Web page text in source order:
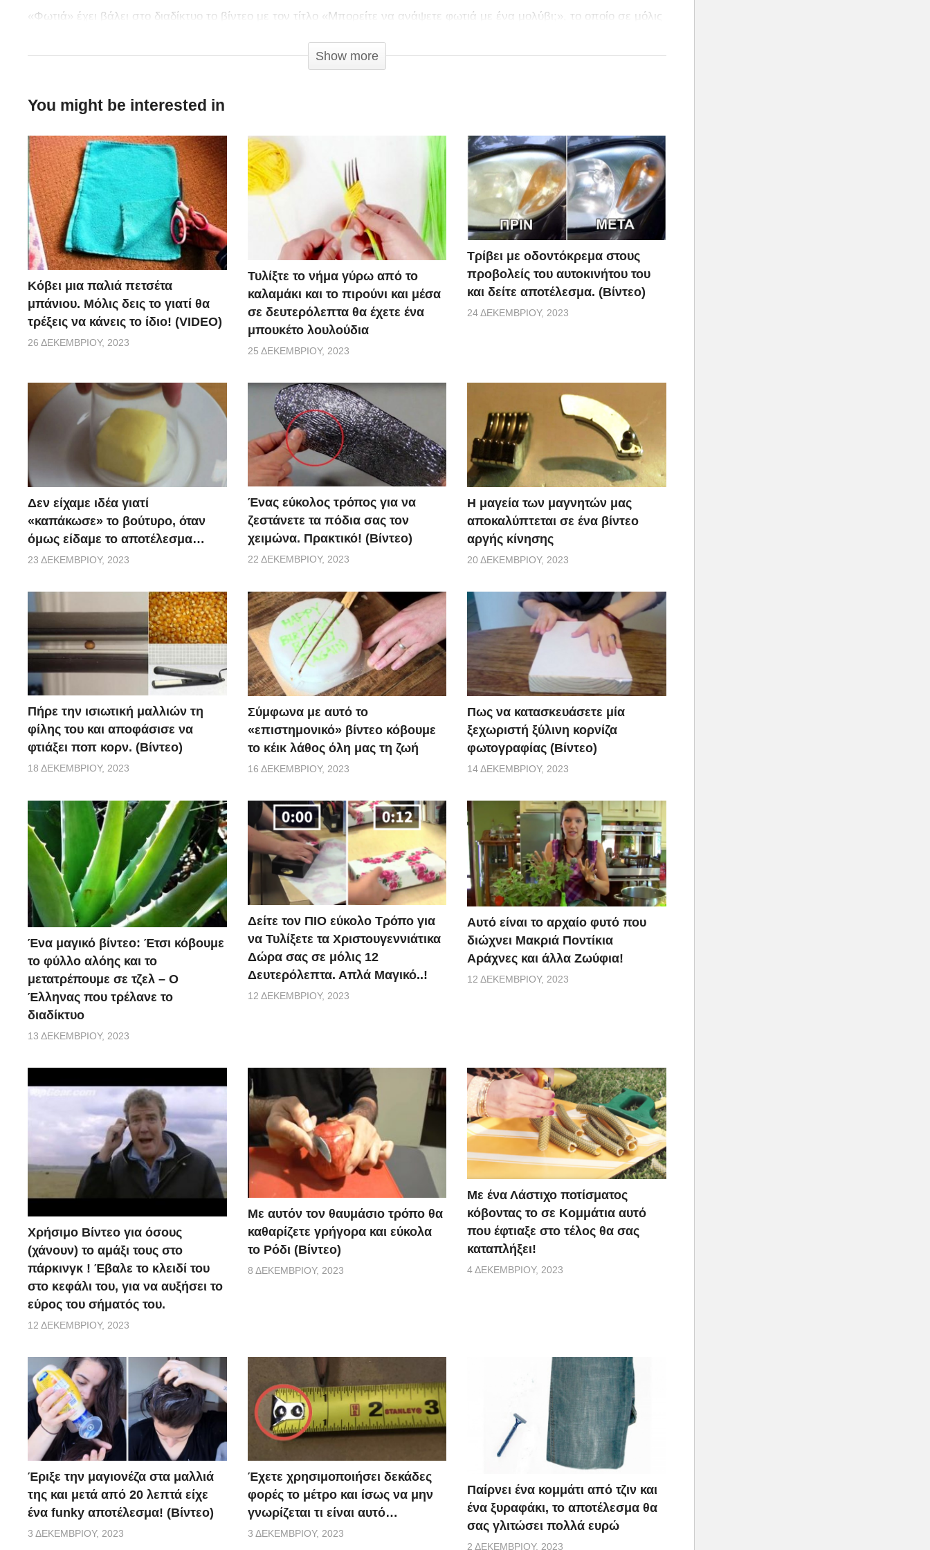
«Φωτιά» έχει βάλει στο διαδίκτυο το βίντεο με τον τίτλο «Μπορείτε να ανάψετε φωτιά με ένα μολύβι;», το οποίο σε μόλις
Show more
You might be interested in
Κόβει μια παλιά πετσέτα
μπάνιου. Μόλις δεις το γιατί θα
τρέξεις να κάνεις το ίδιο! (VIDEO)
26 ΔΕΚΕΜΒΡΊΟΥ, 2023
Τυλίξτε το νήμα γύρω από το
καλαμάκι και το πιρούνι και μέσα
σε δευτερόλεπτα θα έχετε ένα
μπουκέτο λουλούδια
25 ΔΕΚΕΜΒΡΊΟΥ, 2023
Τρίβει με οδοντόκρεμα στους
προβολείς του αυτοκινήτου του
και δείτε αποτέλεσμα. (Βίντεο)
24 ΔΕΚΕΜΒΡΊΟΥ, 2023
Δεν είχαμε ιδέα γιατί
«καπάκωσε» το βούτυρο, όταν
όμως είδαμε το αποτέλεσμα…
23 ΔΕΚΕΜΒΡΊΟΥ, 2023
Ένας εύκολος τρόπος για να
ζεστάνετε τα πόδια σας τον
χειμώνα. Πρακτικό! (Βίντεο)
22 ΔΕΚΕΜΒΡΊΟΥ, 2023
Η μαγεία των μαγνητών μας
αποκαλύπτεται σε ένα βίντεο
αργής κίνησης
20 ΔΕΚΕΜΒΡΊΟΥ, 2023
Πήρε την ισιωτική μαλλιών τη
φίλης του και αποφάσισε να
φτιάξει ποπ κορν. (Βίντεο)
18 ΔΕΚΕΜΒΡΊΟΥ, 2023
Σύμφωνα με αυτό το
«επιστημονικό» βίντεο κόβουμε
το κέικ λάθος όλη μας τη ζωή
16 ΔΕΚΕΜΒΡΊΟΥ, 2023
Πως να κατασκευάσετε μία
ξεχωριστή ξύλινη κορνίζα
φωτογραφίας (Βίντεο)
14 ΔΕΚΕΜΒΡΊΟΥ, 2023
Ένα μαγικό βίντεο: Έτσι κόβουμε
το φύλλο αλόης και το
μετατρέπουμε σε τζελ – O
Έλληνας που τρέλανε το
διαδίκτυο
13 ΔΕΚΕΜΒΡΊΟΥ, 2023
Δείτε τον ΠΙΟ εύκολο Τρόπο για
να Τυλίξετε τα Χριστουγεννιάτικα
Δώρα σας σε μόλις 12
Δευτερόλεπτα. Απλά Μαγικό..!
12 ΔΕΚΕΜΒΡΊΟΥ, 2023
Αυτό είναι το αρχαίο φυτό που
διώχνει Μακριά Ποντίκια
Αράχνες και άλλα Ζωύφια!
12 ΔΕΚΕΜΒΡΊΟΥ, 2023
Χρήσιμο Βίντεο για όσους
(χάνουν) το αμάξι τους στο
πάρκινγκ ! Έβαλε το κλειδί του
στο κεφάλι του, για να αυξήσει το
εύρος του σήματός του.
12 ΔΕΚΕΜΒΡΊΟΥ, 2023
Με αυτόν τον θαυμάσιο τρόπο θα
καθαρίζετε γρήγορα και εύκολα
το Ρόδι (Βίντεο)
8 ΔΕΚΕΜΒΡΊΟΥ, 2023
Με ένα Λάστιχο ποτίσματος
κόβοντας το σε Κομμάτια αυτό
που έφτιαξε στο τέλος θα σας
καταπλήξει!
4 ΔΕΚΕΜΒΡΊΟΥ, 2023
Έριξε την μαγιονέζα στα μαλλιά
της και μετά από 20 λεπτά είχε
ένα funky αποτέλεσμα! (Βίντεο)
3 ΔΕΚΕΜΒΡΊΟΥ, 2023
Έχετε χρησιμοποιήσει δεκάδες
φορές το μέτρο και ίσως να μην
γνωρίζεται τι είναι αυτό…
3 ΔΕΚΕΜΒΡΊΟΥ, 2023
Παίρνει ένα κομμάτι από τζιν και
ένα ξυραφάκι, το αποτέλεσμα θα
σας γλιτώσει πολλά ευρώ
2 ΔΕΚΕΜΒΡΊΟΥ, 2023